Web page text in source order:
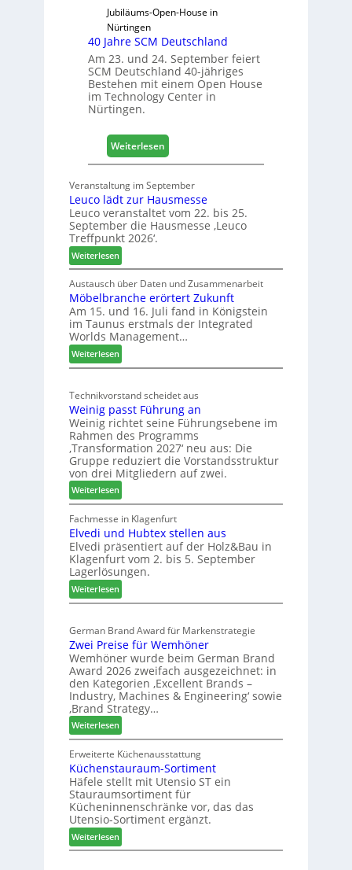
D
c
+
H
o
2
0
8
Jubiläums-Open-House in
Nürtingen
40 Jahre SCM Deutschland
Am 23. und 24. September feiert
SCM Deutschland 40-jähriges
Bestehen mit einem Open House
im Technology Center in
Nürtingen.
Weiterlesen:
4
J
a
h
C
M
D
e
u
s
h
l
a
n
d
Veranstaltung im September
Leuco lädt zur Hausmesse
Leuco veranstaltet vom 22. bis 25.
September die Hausmesse ‚Leuco
Treffpunkt 2026‘.
Weiterlesen:
L
e
u
c
o
l
ä
d
z
u
r
H
a
u
s
m
e
s
s
e
Austausch über Daten und Zusammenarbeit
Möbelbranche erörtert Zukunft
Am 15. und 16. Juli fand in Königstein
im Taunus erstmals der Integrated
Worlds Management…
Weiterlesen:
M
b
e
l
b
r
a
n
c
h
e
e
r
ö
r
t
e
t
Z
u
k
u
n
f
t
Technikvorstand scheidet aus
Weinig passt Führung an
Weinig richtet seine Führungsebene im
Rahmen des Programms
‚Transformation 2027‘ neu aus: Die
Gruppe reduziert die Vorstandsstruktur
von drei Mitgliedern auf zwei.
Weiterlesen:
W
e
i
n
i
g
p
a
s
t
F
ü
h
r
u
n
g
a
n
Fachmesse in Klagenfurt
Elvedi und Hubtex stellen aus
Elvedi präsentiert auf der Holz&Bau in
Klagenfurt vom 2. bis 5. September
Lagerlösungen.
Weiterlesen:
E
v
e
d
i
u
n
d
H
u
b
t
e
x
s
t
e
German Brand Award für Markenstrategie
Zwei Preise für Wemhöner
Wemhöner wurde beim German Brand
Award 2026 zweifach ausgezeichnet: in
den Kategorien ‚Excellent Brands –
Industry, Machines & Engineering‘ sowie
‚Brand Strategy…
Weiterlesen:
Z
w
e
i
P
r
e
i
s
Erweiterte Küchenausstattung
Küchenstauraum-Sortiment
Häfele stellt mit Utensio ST ein
Stauraumsortiment für
Kücheninnenschränke vor, das das
Utensio-Sortiment ergänzt.
Weiterlesen:
K